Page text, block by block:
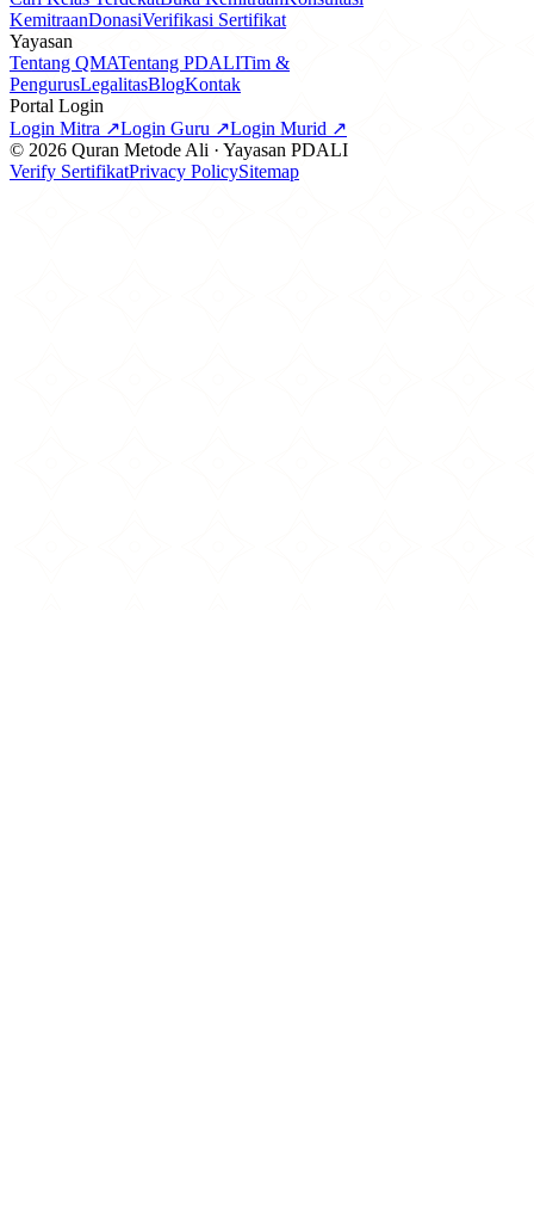
KemitraanDonasiVerifikasi Sertifikat
Yayasan
Tentang QMATentang PDALITim &
PengurusLegalitasBlogKontak
Portal Login
Login Mitra ↗Login Guru ↗Login Murid ↗
© 2026 Quran Metode Ali · Yayasan PDALI
Verify SertifikatPrivacy PolicySitemap